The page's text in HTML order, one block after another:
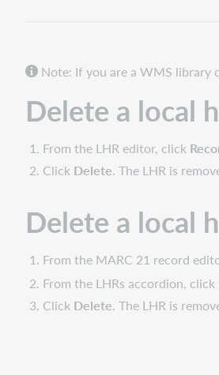
the
local
holdings
editor
Delete
holdings
from
a
WorldCat
bibliographic
Note: If you are a WMS library
Delete a local
From the LHR editor, click
Click Delete. The LHR is
Delete a local
From the MARC 21 record
From the LHRs accordion,
Click Delete. The LHR is